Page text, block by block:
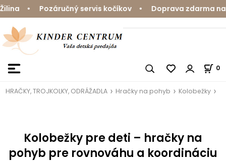
Pozáručný servis kočíkov • Doprava zdarma nad
0
HRAČKY, TROJKOLKY, ODRÁŽADLA Hračky na pohyb Kolobežky
Kolobežky pre deti – hračky na
pohyb pre rovnováhu a koordináciu